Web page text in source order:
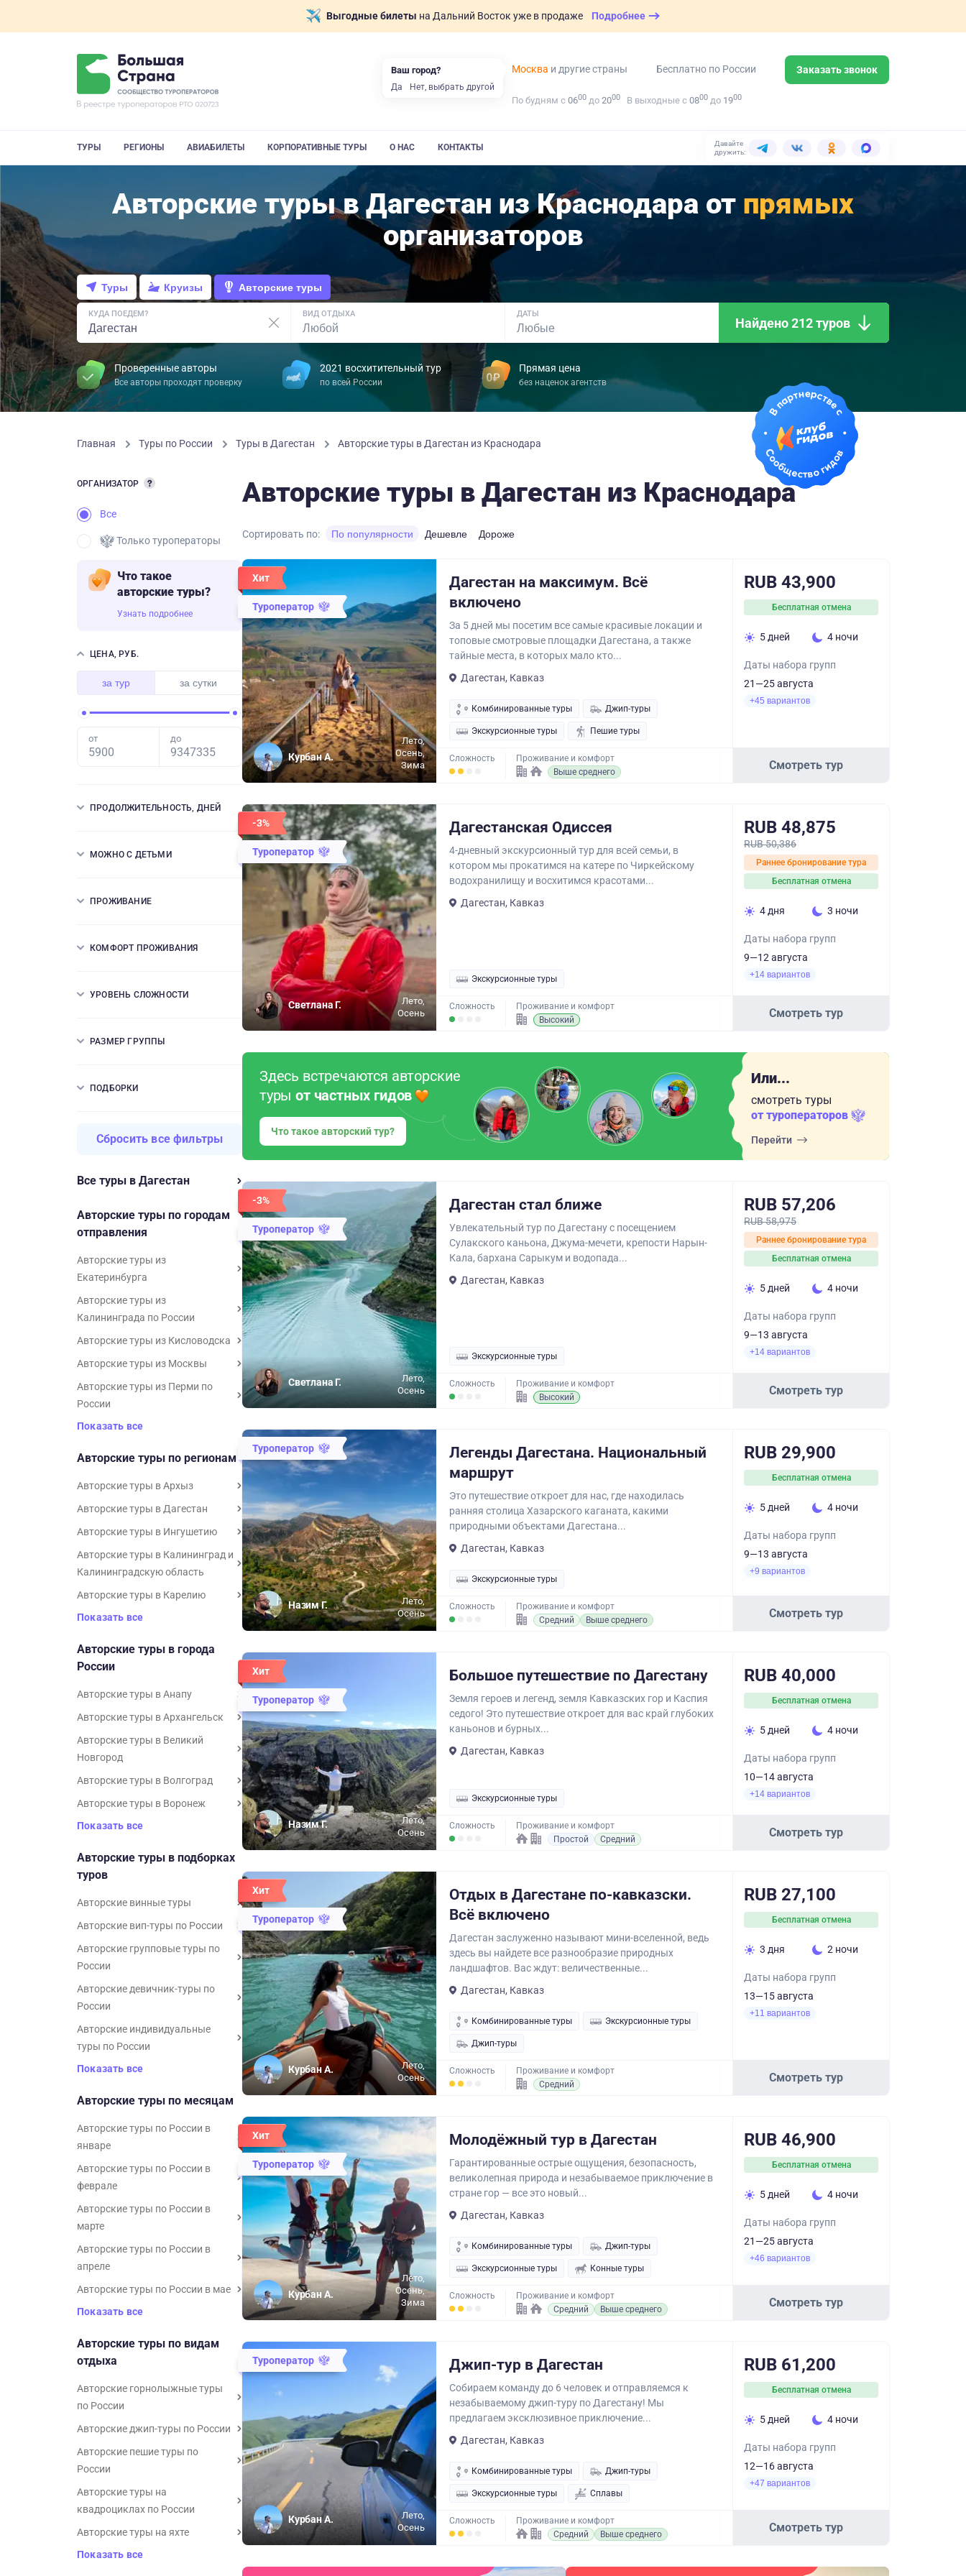
Выгодные билеты на Дальний Восток уже в продаже Подробнее
Москва и другие страны Бесплатно по России Заказать звонок
По будням с 0600 до 2000 В выходные с 0800 до 1900
ТУРЫ РЕГИОНЫ АВИАБИЛЕТЫ КОРПОРАТИВНЫЕ ТУРЫ О НАС КОНТАКТЫ
Давайте
дружить:
Авторские туры в Дагестан из Краснодара от прямых
организаторов
Туры Круизы Авторские туры
КУДА ПОЕДЕМ? ВИД ОТДЫХА ДАТЫ
Найдено 212 туров
Проверенные авторы
Все авторы проходят проверку
2021 восхитительный тур
по всей России
Прямая цена
без наценок агентств
Главная Туры по России Туры в Дагестан Авторские туры в Дагестан из Краснодара
ОРГАНИЗАТОР
Все
Только туроператоры
Что такое
авторские туры?
Узнать подробнее
ЦЕНА, РУБ.
за тур за сутки
от до
ПРОДОЛЖИТЕЛЬНОСТЬ, ДНЕЙ
МОЖНО С ДЕТЬМИ
ПРОЖИВАНИЕ
КОМФОРТ ПРОЖИВАНИЯ
УРОВЕНЬ СЛОЖНОСТИ
РАЗМЕР ГРУППЫ
ПОДБОРКИ
Сбросить все фильтры
Все туры в Дагестан
Авторские туры по городам
отправления
Авторские туры из
Екатеринбурга
Авторские туры из
Калининграда по России
Авторские туры из Кисловодска
Авторские туры из Москвы
Авторские туры из Перми по
России
Показать все
Авторские туры по регионам
Авторские туры в Архыз
Авторские туры в Дагестан
Авторские туры в Ингушетию
Авторские туры в Калининград и
Калининградскую область
Авторские туры в Карелию
Показать все
Авторские туры в города
России
Авторские туры в Анапу
Авторские туры в Архангельск
Авторские туры в Великий
Новгород
Авторские туры в Волгоград
Авторские туры в Воронеж
Показать все
Авторские туры в подборках
туров
Авторские винные туры
Авторские вип-туры по России
Авторские групповые туры по
России
Авторские девичник-туры по
России
Авторские индивидуальные
туры по России
Показать все
Авторские туры по месяцам
Авторские туры по России в
январе
Авторские туры по России в
феврале
Авторские туры по России в
марте
Авторские туры по России в
апреле
Авторские туры по России в мае
Показать все
Авторские туры по видам
отдыха
Авторские горнолыжные туры
по России
Авторские джип-туры по России
Авторские пешие туры по
России
Авторские туры на
квадроциклах по России
Авторские туры на яхте
Показать все
Авторские туры в Дагестан из Краснодара
Сортировать по: По популярности Дешевле Дороже
Хит
Туроператор
Курбан А.
Лето,
Осень,
Зима
Дагестан на максимум. Вcё
включено
За 5 дней мы посетим все самые красивые локации и
топовые смотровые площадки Дагестана, а также
тайные места, в которых мало кто...
Дагестан, Кавказ
Комбинированные туры Джип-туры
Экскурсионные туры Пешие туры
Сложность
Проживание и комфорт
Выше среднего
RUB 43,900
Бесплатная отмена
5 дней 4 ночи
Даты набора групп
21—25 августа
+45 вариантов
Смотреть тур
-3%
Туроператор
Светлана Г.
Лето,
Осень
Дагестанская Одиссея
4-дневный экскурсионный тур для всей семьи, в
котором мы прокатимся на катере по Чиркейскому
водохранилищу и восхитимся красотами...
Дагестан, Кавказ
Экскурсионные туры
Сложность
Проживание и комфорт
Высокий
RUB 48,875
RUB 50,386
Раннее бронирование тура
Бесплатная отмена
4 дня 3 ночи
Даты набора групп
9—12 августа
+14 вариантов
Смотреть тур
Здесь встречаются авторские
турыот частных гидов
Что такое авторский тур?
Или...
смотреть туры
от туроператоров
Перейти
-3%
Туроператор
Светлана Г.
Лето,
Осень
Дагестан стал ближе
Увлекательный тур по Дагестану с посещением
Сулакского каньона, Джума-мечети, крепости Нарын-
Кала, бархана Сарыкум и водопада...
Дагестан, Кавказ
Экскурсионные туры
Сложность
Проживание и комфорт
Высокий
RUB 57,206
RUB 58,975
Раннее бронирование тура
Бесплатная отмена
5 дней 4 ночи
Даты набора групп
9—13 августа
+14 вариантов
Смотреть тур
Туроператор
Назим Г.
Лето,
Осень
Легенды Дагестана. Национальный
маршрут
Это путешествие откроет для нас, где находилась
ранняя столица Хазарского каганата, какими
природными объектами Дагестана...
Дагестан, Кавказ
Экскурсионные туры
Сложность
Проживание и комфорт
Средний
Выше среднего
RUB 29,900
Бесплатная отмена
5 дней 4 ночи
Даты набора групп
9—13 августа
+9 вариантов
Смотреть тур
Хит
Туроператор
Назим Г.
Лето,
Осень
Большое путешествие по Дагестану
Земля героев и легенд, земля Кавказских гор и Каспия
седого! Это путешествие откроет для вас край глубоких
каньонов и бурных...
Дагестан, Кавказ
Экскурсионные туры
Сложность
Проживание и комфорт
Простой
Средний
RUB 40,000
Бесплатная отмена
5 дней 4 ночи
Даты набора групп
10—14 августа
+14 вариантов
Смотреть тур
Хит
Туроператор
Курбан А.
Лето,
Осень
Отдых в Дагестане по-кавказски.
Всё включено
Дагестан заслуженно называют мини-вселенной, ведь
здесь вы найдете все разнообразие природных
ландшафтов. Вас ждут: величественные...
Дагестан, Кавказ
Комбинированные туры Экскурсионные туры
Джип-туры
Сложность
Проживание и комфорт
Средний
RUB 27,100
Бесплатная отмена
3 дня 2 ночи
Даты набора групп
13—15 августа
+11 вариантов
Смотреть тур
Хит
Туроператор
Курбан А.
Лето,
Осень,
Зима
Молодёжный тур в Дагестан
Гарантированные острые ощущения, безопасность,
великолепная природа и незабываемое приключение в
стране гор — все это новый...
Дагестан, Кавказ
Комбинированные туры Джип-туры
Экскурсионные туры Конные туры
Сложность
Проживание и комфорт
Средний
Выше среднего
RUB 46,900
Бесплатная отмена
5 дней 4 ночи
Даты набора групп
21—25 августа
+46 вариантов
Смотреть тур
Туроператор
Курбан А.
Лето,
Осень
Джип-тур в Дагестан
Собираем команду до 6 человек и отправляемся к
незабываемому джип-туру по Дагестану! Мы
предлагаем эксклюзивное приключение...
Дагестан, Кавказ
Комбинированные туры Джип-туры
Экскурсионные туры Сплавы
Сложность
Проживание и комфорт
Средний
Выше среднего
RUB 61,200
Бесплатная отмена
5 дней 4 ночи
Даты набора групп
12—16 августа
+47 вариантов
Смотреть тур
Ваш город?
Да Нет, выбрать другой